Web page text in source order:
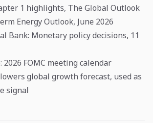
1 highlights, The Global Outlook
Energy Outlook, June 2026
Bank: Monetary policy decisions, 11
2026 FOMC meeting calendar
global growth forecast, used as
signal